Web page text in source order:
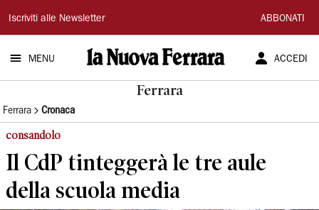
La
Nuova
Ferrara
Iscriviti alle Newsletter ABBONATI
MENU ACCEDI
Ferrara
Ferrara Cronaca
consandolo
Il CdP tinteggerà le tre aule
della scuola media